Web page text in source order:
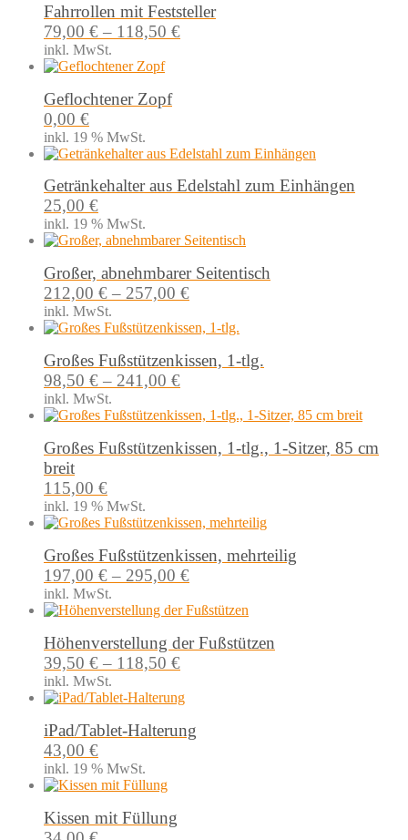
Fahrrollen mit Feststeller
79,00 € – 118,50 €
inkl. MwSt.
Geflochtener Zopf
0,00 €
inkl. 19 % MwSt.
Getränkehalter aus Edelstahl zum Einhängen
25,00 €
inkl. 19 % MwSt.
Großer, abnehmbarer Seitentisch
212,00 € – 257,00 €
inkl. MwSt.
Großes Fußstützenkissen, 1-tlg.
98,50 € – 241,00 €
inkl. MwSt.
Großes Fußstützenkissen, 1-tlg., 1-Sitzer, 85 cm
breit
115,00 €
inkl. 19 % MwSt.
Großes Fußstützenkissen, mehrteilig
197,00 € – 295,00 €
inkl. MwSt.
Höhenverstellung der Fußstützen
39,50 € – 118,50 €
inkl. MwSt.
iPad/Tablet-Halterung
43,00 €
inkl. 19 % MwSt.
Kissen mit Füllung